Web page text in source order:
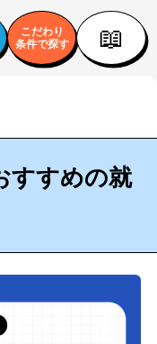
こだわり
条件で探す
📖
すすめの就